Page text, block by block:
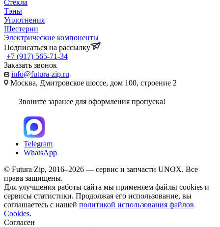
Стекла
Тэны
Уплотнения
Шестерни
Электрические компоненты
Подписаться на рассылку
+7 (917) 565-71-34
Заказать звонок
info@futura-zip.ru
Москва, Дмитровское шоссе, дом 100, строение 2
Звоните заранее для оформления пропуска!
Telegram
WhatsApp
© Futura Zip, 2016–2026 — сервис и запчасти UNOX. Все
права защищены.
Для улучшения работы сайта мы применяем файлы cookies и
сервисы статистики. Продолжая его использование, вы
соглашаетесь с нашей политикой использования файлов
Cookies.
Согласен